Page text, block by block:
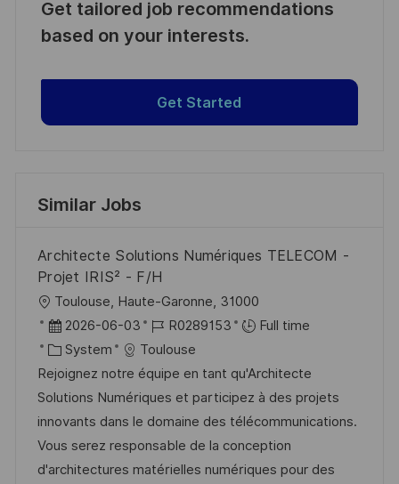
Get tailored job recommendations
based on your interests.
Get Started
Similar Jobs
Architecte Solutions Numériques TELECOM -
Projet IRIS² - F/H
L
o
c
a
t
i
o
n
Toulouse, Haute-Garonne, 31000
P
o
s
t
e
d
D
2026-06-03
J
o
b
I
d
R0289153
Full time
C
a
t
e
g
o
System
Toulouse
Rejoignez notre équipe en tant qu'Architecte
Solutions Numériques et participez à des projets
innovants dans le domaine des télécommunications.
Vous serez responsable de la conception
d'architectures matérielles numériques pour des